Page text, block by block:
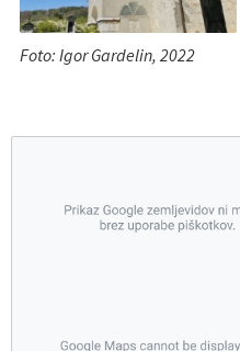
Foto: Igor Gardelin, 2022